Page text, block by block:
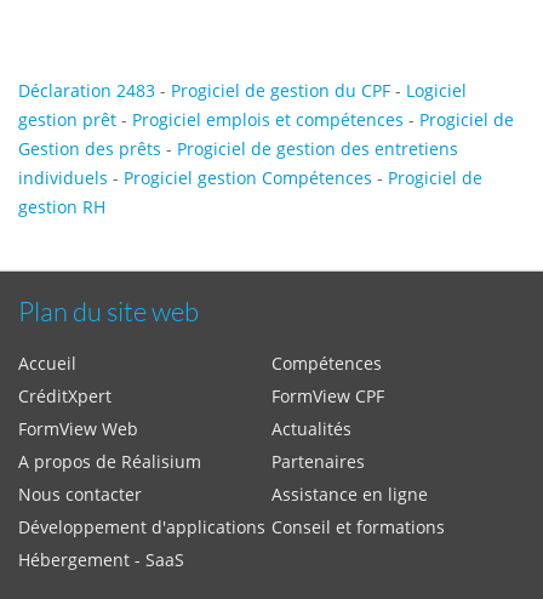
Déclaration 2483 - Progiciel de gestion du CPF - Logiciel
gestion prêt - Progiciel emplois et compétences - Progiciel de
Gestion des prêts - Progiciel de gestion des entretiens
individuels - Progiciel gestion Compétences - Progiciel de
gestion RH
Plan du site web
Accueil
Compétences
CréditXpert
FormView CPF
FormView Web
Actualités
A propos de Réalisium
Partenaires
Nous contacter
Assistance en ligne
Développement d'applications Conseil et formations
Hébergement - SaaS